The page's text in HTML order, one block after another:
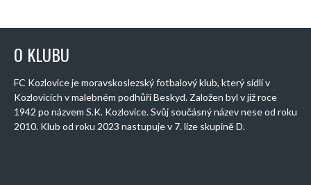
O KLUBU
FC Kozlovice je moravskoslezský fotbalový klub, který sídlí v
Kozlovicích v malebném podhůří Beskyd. Založen byl v již roce
1942 po názvem S.K. Kozlovice. Svůj součásný název nese od roku
2010. Klub od roku 2023 nastupuje v 7. lize skupině D.